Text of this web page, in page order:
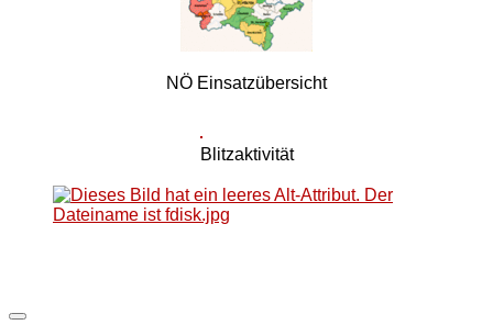
NÖ Einsatzübersicht
Blitzaktivität